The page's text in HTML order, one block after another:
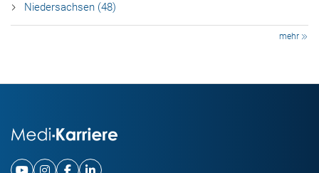
Niedersachsen (48)
mehr